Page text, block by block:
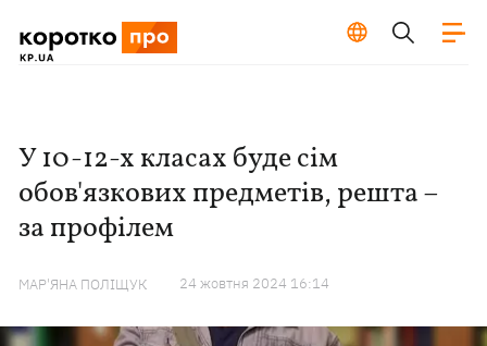
У 10-12-х класах буде сім
обов'язкових предметів, решта –
за профілем
МАР'ЯНА ПОЛІЩУК 24 жовтня 2024 16:14